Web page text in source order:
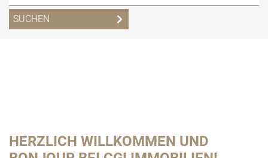
HERZLICH WILLKOMMEN UND